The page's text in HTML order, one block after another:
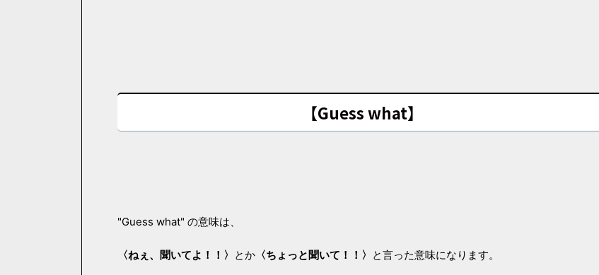
【Guess what】
"Guess what" の意味は、
〈ねぇ、聞いてよ！！〉 とか 〈ちょっと聞いて！！〉 と言った意味になります。